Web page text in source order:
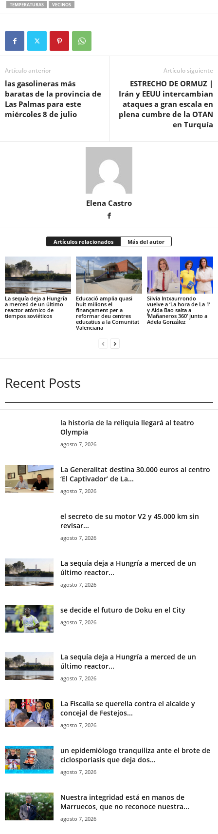
TEMPERATURAS VECINOS
Artículo anterior
las gasolineras más
baratas de la provincia de
Las Palmas para este
miércoles 8 de julio
Artículo siguiente
ESTRECHO DE ORMUZ |
Irán y EEUU intercambian
ataques a gran escala en
plena cumbre de la OTAN
en Turquía
Elena Castro
Artículos relacionados Más del autor
La sequía deja a Hungría
a merced de un último
reactor atómico de
tiempos soviéticos
Educació amplia quasi
huit milions el
finançament per a
reformar deu centres
educatius a la Comunitat
Valenciana
Silvia Intxaurrondo
vuelve a ‘La hora de La 1’
y Aida Bao salta a
‘Mañaneros 360’ junto a
Adela González
Recent Posts
la historia de la reliquia llegará al teatro
Olympia
agosto 7, 2026
La Generalitat destina 30.000 euros al centro
‘El Captivador’ de La...
agosto 7, 2026
el secreto de su motor V2 y 45.000 km sin
revisar...
agosto 7, 2026
La sequía deja a Hungría a merced de un
último reactor...
agosto 7, 2026
se decide el futuro de Doku en el City
agosto 7, 2026
La sequía deja a Hungría a merced de un
último reactor...
agosto 7, 2026
La Fiscalía se querella contra el alcalde y
concejal de Festejos...
agosto 7, 2026
un epidemiólogo tranquiliza ante el brote de
ciclosporiasis que deja dos...
agosto 7, 2026
Nuestra integridad está en manos de
Marruecos, que no reconoce nuestra...
agosto 7, 2026